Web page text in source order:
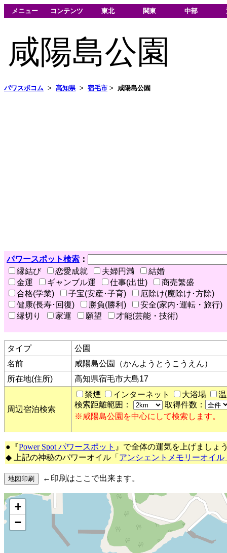
メニュー コンテンツ 東北 関東 中部
咸陽島公園
パワスポコム > 高知県> 宿毛市 > 咸陽島公園
パワースポット検索 ：
縁結び
恋愛成就 夫婦円満
結婚
金運
ギャンブル運 仕事(出世)
商売繁盛
合格(学業)
子宝(安産･子育)
厄除け(魔除け･方除)
健康(長寿･回復)
勝負(勝利)
安全(家内･運転・旅行)
縁切り
家運 願望 才能(芸能・技術)
タイプ
公園
名前
咸陽島公園（かんようとうこうえん）
所在地(住所)
高知県宿毛市大島17
周辺宿泊検索
禁煙 インターネット 大浴場
検索距離範囲：
取得件数：
※咸陽島公園を中心にして検索します。
●『Power Spot パワースポット 』で全体の運気を上げましょ
◆ 上記の神秘のパワーオイル「 アンシェントメモリーオイル
←印刷はここで出来ます。
+
−